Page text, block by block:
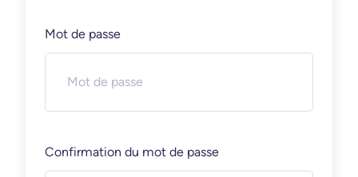
Mot de passe
Confirmation du mot de passe